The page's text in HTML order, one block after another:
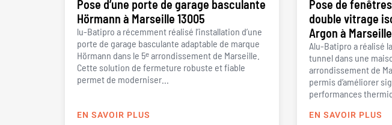
Pose d’une porte de garage basculante
Hörmann à Marseille 13005
lu-Batipro a récemment réalisé l’installation d’une
porte de garage basculante adaptable de marque
Hörmann dans le 5ᵉ arrondissement de Marseille.
Cette solution de fermeture robuste et fiable
permet de moderniser...
EN SAVOIR PLUS
Pose de
double vitrage
Argon à Marseille
Alu-Batipro a réalisé
tunnel dans une
arrondissement de
permis d’améliorer
performances
EN SAVOIR PLUS